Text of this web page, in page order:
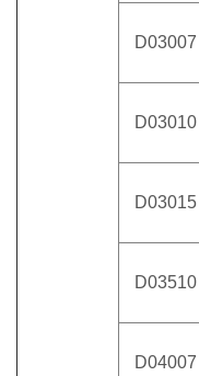
D03007
D03010
D03015
D03510
D04007